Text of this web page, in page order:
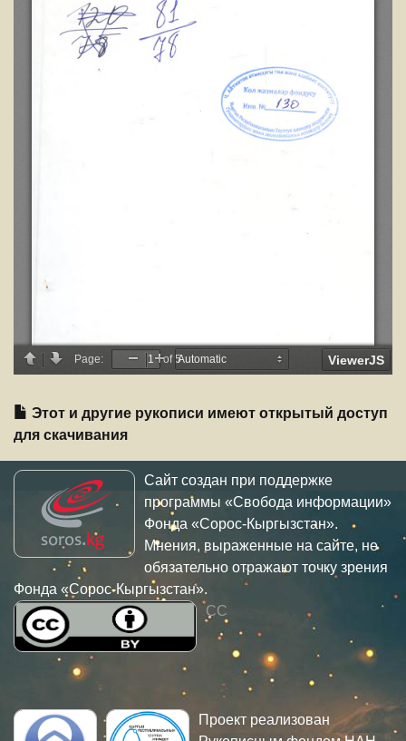
Этот и другие рукописи имеют открытый доступ
для скачивания
Сайт создан при поддержке
программы «Свобода информации»
Фонда «Сорос-Кыргызстан».
Мнения, выраженные на сайте, не
обязательно отражают точку зрения
Фонда «Сорос-Кыргызстан».
CC
Проект реализован